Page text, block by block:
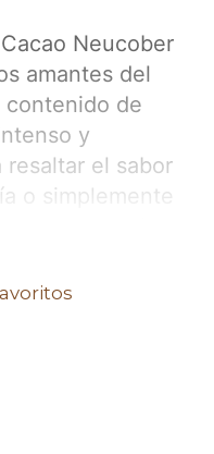
Neucober
amantes del
contenido de
y
el sabor
o simplemente
chocolate, libre
buscan
para sus